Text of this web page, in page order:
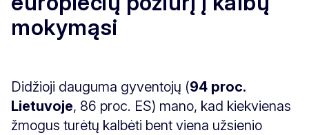
mokymąsi
Didžioji dauguma gyventojų (94 proc.
Lietuvoje, 86 proc. ES) mano, kad kiekvienas
žmogus turėtų kalbėti bent viena užsienio